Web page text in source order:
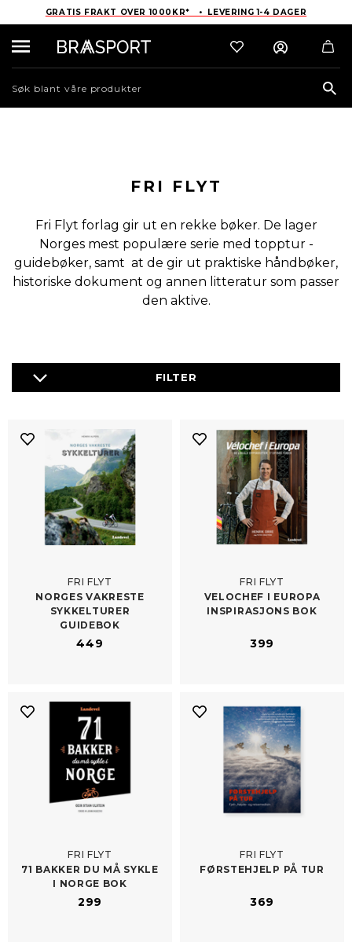
GRATIS FRAKT OVER 1000KR* • LEVERING 1-4 DAGER
FRI FLYT
Fri Flyt forlag gir ut en rekke bøker. De lager
Norges mest populære serie med topptur -
guidebøker, samt at de gir ut praktiske håndbøker,
historiske dokument og annen litteratur som passer
den aktive.
FRI FLYT
NORGES VAKRESTE
SYKKELTURER
GUIDEBOK
449
FRI FLYT
VELOCHEF I EUROPA
INSPIRASJONS BOK
399
FRI FLYT
71 BAKKER DU MÅ SYKLE
I NORGE BOK
299
FRI FLYT
FØRSTEHJELP PÅ TUR
369